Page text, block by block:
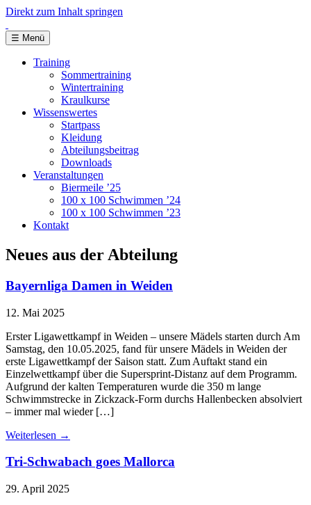
Direkt zum Inhalt springen
☰ Menü
Training
Sommertraining
Wintertraining
Kraulkurse
Wissenswertes
Startpass
Kleidung
Abteilungsbeitrag
Downloads
Veranstaltungen
Biermeile ’25
100 x 100 Schwimmen ’24
100 x 100 Schwimmen ’23
Kontakt
Neues aus der Abteilung
Bayernliga Damen in Weiden
12. Mai 2025
Erster Ligawettkampf in Weiden – unsere Mädels starten durch Am
Samstag, den 10.05.2025, fand für unsere Mädels in Weiden der
erste Ligawettkampf der Saison statt. Zum Auftakt stand ein
Einzelwettkampf über die Supersprint-Distanz auf dem Programm.
Aufgrund der kalten Temperaturen wurde die 350 m lange
Schwimmstrecke in Zickzack-Form durchs Hallenbecken absolviert
– immer mal wieder […]
Weiterlesen →
Tri-Schwabach goes Mallorca
29. April 2025